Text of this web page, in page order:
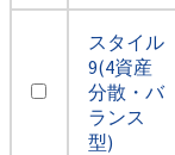
スタイル
9(4資産
分散・バ
ランス
型)